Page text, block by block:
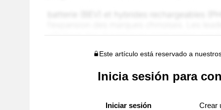
Este artículo está reservado a
Inicia sesión para
Iniciar sesión Crear